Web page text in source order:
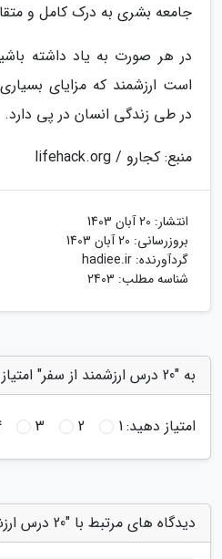
جامعه بشری به درک کامل و
در هر صورت به یاد داشته
است ارزشمند که مزایای
در طی زندگی انسان در پی دارد.
منبع: کجارو / lifehack.org
انتشار: 20 آبان 1403
بروزرسانی: 20 آبان 1403
گردآورنده: hadiee.ir
شناسه مطلب: 2403
به "20 درس ارزشمند از سفر" امتیاز دهید
امتیاز دهید:1
2
3
دیدگاه های مرتبط با "20 درس ارزشمند از سفر"